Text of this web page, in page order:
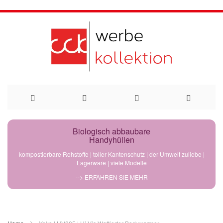
Direkt
Biologisch abbaubare
Handyhüllen
kompostierbare Rohstoffe | toller Kantenschutz | der Umwelt zuliebe |
Lagerware | viele Modelle
--> ERFAHREN SIE MEHR